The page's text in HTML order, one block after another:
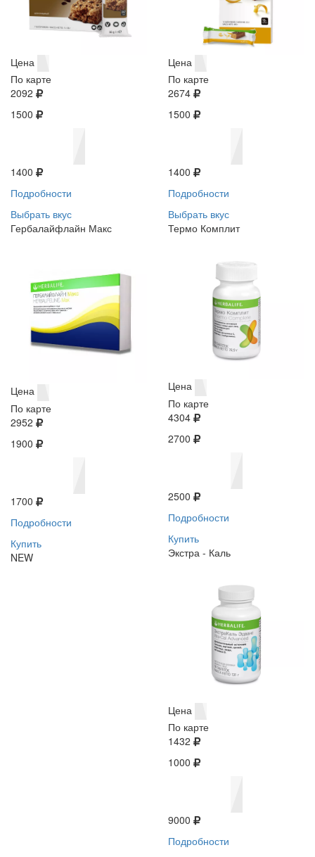
Цена
По карте
2092
1500
1400
Подробности
Выбрать вкус
Цена
По карте
2674
1500
1400
Подробности
Выбрать вкус
Гербалайфлайн Макс
Цена
По карте
2952
1900
1700
Подробности
Купить
NEW
Термо Комплит
Цена
По карте
4304
2700
2500
Подробности
Купить
Экстра - Каль
Цена
По карте
1432
1000
9000
Подробности